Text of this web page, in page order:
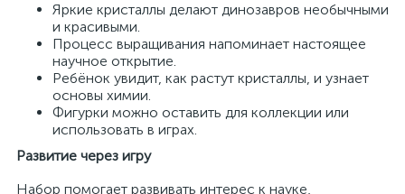
Яркие кристаллы делают динозавров необычными
и красивыми.
Процесс выращивания напоминает настоящее
научное открытие.
Ребёнок увидит, как растут кристаллы, и узнает
основы химии.
Фигурки можно оставить для коллекции или
использовать в играх.
Развитие через игру
Набор помогает развивать интерес к науке,